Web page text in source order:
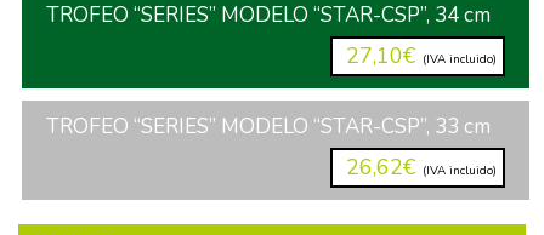
TROFEO “SERIES” MODELO “STAR-CSP”, 34 cm
27,10€ (IVA incluido)
TROFEO “SERIES” MODELO “STAR-CSP”, 33 cm
26,62€ (IVA incluido)